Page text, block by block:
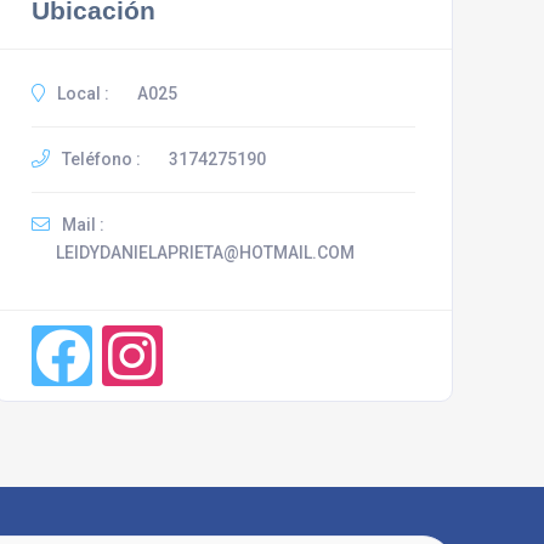
Ubicación
Local : A025
Teléfono : 3174275190
Mail :
LEIDYDANIELAPRIETA@HOTMAIL.COM